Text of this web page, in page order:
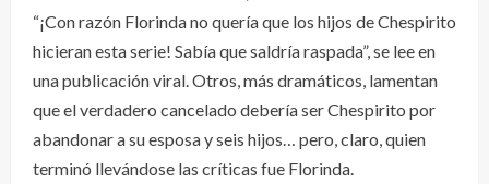
“¡Con razón Florinda no quería que los hijos de Chespirito
hicieran esta serie! Sabía que saldría raspada”, se lee en
una publicación viral. Otros, más dramáticos, lamentan
que el verdadero cancelado debería ser Chespirito por
abandonar a su esposa y seis hijos… pero, claro, quien
terminó llevándose las críticas fue Florinda.